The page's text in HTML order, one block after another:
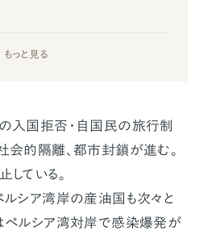
もっと見る
入国拒否・自国民の旅行制
会的隔離、都市封鎖が進む。
ている。
ルシア湾岸の産油国も次々と
ペルシア湾対岸で感染爆発が